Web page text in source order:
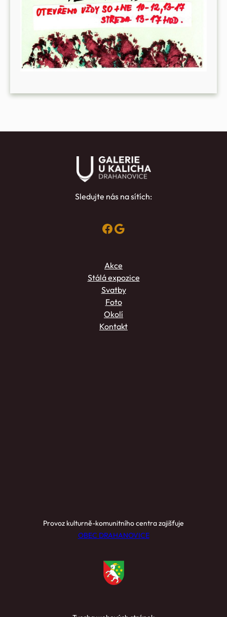
Sledujte nás na sítích:
Facebook Google
Akce
Stálá expozice
Svatby
Foto
Okolí
Kontakt
Provoz kulturně-komunitního centra zajišťuje
OBEC DRAHANOVICE